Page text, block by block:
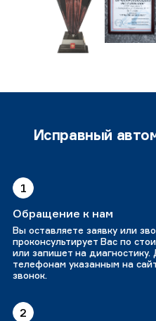
Исправный
1
Обращение к нам
Вы оставляете заявку или
проконсультирует Вас по
или запишет на диагностику.
телефонам указанным на
звонок.
2